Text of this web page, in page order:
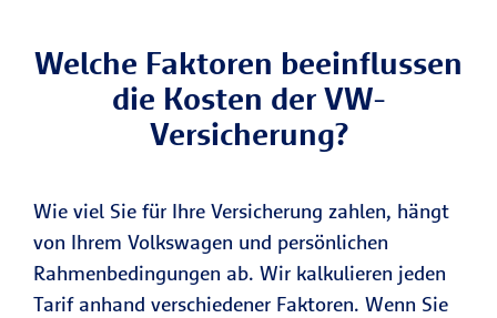
Welche Faktoren beeinflussen
die Kosten der VW-
Versicherung?
Wie viel Sie für Ihre Versicherung zahlen, hängt
von Ihrem Volkswagen und persönlichen
Rahmenbedingungen ab. Wir kalkulieren jeden
Tarif anhand verschiedener Faktoren. Wenn Sie